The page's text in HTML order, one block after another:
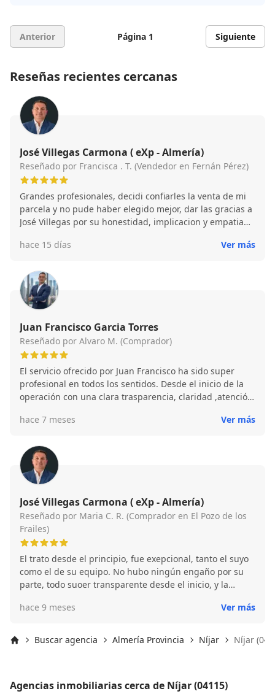
Anterior Página 1 Siguiente
Reseñas recientes cercanas
José Villegas Carmona ( eXp - Almería)
Reseñado por Francisca . T. (Vendedor en Fernán Pérez)
Grandes profesionales, decidi confiarles la venta de mi
parcela y no pude haber elegido mejor, dar las gracias a
José Villegas por su honestidad, implicacion y empatia
apasiona su trabajo, los tramites muy rapidos, todo de
hace 15 días Ver más
Juan Francisco Garcia Torres
Reseñado por Alvaro M. (Comprador)
El servicio ofrecido por Juan Francisco ha sido super
profesional en todos los sentidos. Desde el inicio de la
operación con una clara trasparencia, claridad ,atención,
interesados. Fue un a operación muy complicada con
estuvo al servicio con una gran actitud y resolutividad en
todas las complicaciones que surgieron. Mi experiencia
ha sido super satisfactoria y sin duda repetiré con el
cuando lo necesite.
hace 7 meses Ver más
José Villegas Carmona ( eXp - Almería)
Reseñado por Maria C. R. (Comprador en El Pozo de los
Frailes)
El trato desde el principio, fue exepcional, tanto el suyo
como el de su equipo. No hubo ningún engaño por su
parte, todo suoer transparente desde el inicio, y la
nos tuvimos que preocupar de nada, solo de ir a firmar
cuando nos dimos cuenta, ya la había conseguido.
Lastima no tener mas fondos, para seguir invirtiendo
podamos. Un millón de gracias, Jose Villegas.
hace 9 meses Ver más
Buscar agencia Almería Provincia Níjar Níjar
Agencias inmobiliarias cerca de Níjar (04115)